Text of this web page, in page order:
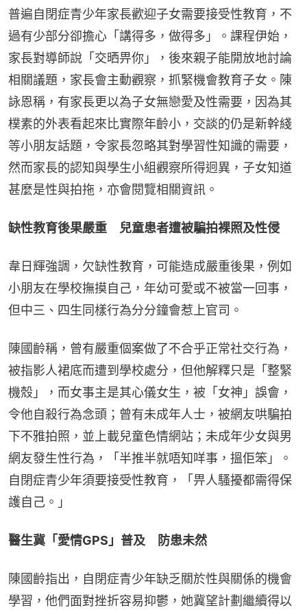
普遍自閉症青少年家長歡迎子女需要接受性教育，不
過有少部分卻擔心「講得多，做得多」。課程伊始，
家長對導師說「交晒畀你」，後來親子能開放地討論
相關議題，家長會主動觀察，抓緊機會教育子女。陳
詠恩稱，有家長更以為子女無戀愛及性需要，因為其
樸素的外表看起來比實際年齡小，交談的仍是新幹綫
等小朋友話題，令家長忽略其對學習性知識的需要，
然而家長的認知與學生小組觀察所得迥異，子女知道
甚麼是性與拍拖，亦會閱覽相關資訊。
缺性教育後果嚴重　兒童患者遭被騙拍裸照及性侵
韋日輝強調，欠缺性教育，可能造成嚴重後果，例如
小朋友在學校撫摸自己，年幼可愛或不被當一回事，
但中三、四生同樣行為分分鐘會惹上官司。
陳國齡稱，曾有嚴重個案做了不合乎正常社交行為，
被指影人裙底而遭到學校處分，但他解釋只是「整緊
機殼」，而女事主是其心儀女生，被「女神」誤會，
令他自殺行為念頭；曾有未成年人士，被網友哄騙拍
下不雅拍照，並上載兒童色情網站；未成年少女與男
網友發生性行為，「半推半就唔知咩事，搵佢笨」。
自閉症青少年須要接受性教育，「畀人騷擾都需得保
護自己。」
醫生冀「愛情GPS」普及　防患未然
陳國齡指出，自閉症青少年缺乏關於性與關係的機會
學習，他們面對挫折容易抑鬱，她冀望計劃繼續得以